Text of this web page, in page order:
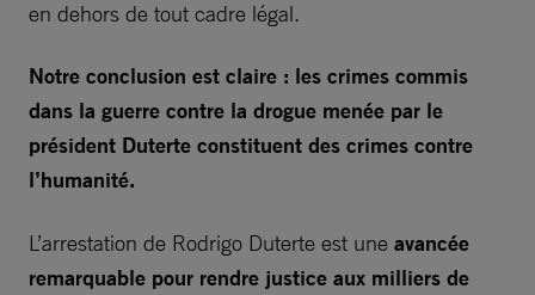
en dehors de tout cadre légal.
Notre conclusion est claire : les crimes commis
dans la guerre contre la drogue menée par le
président Duterte constituent des crimes contre
l’humanité.
L’arrestation de Rodrigo Duterte est une avancée
remarquable pour rendre justice aux milliers de